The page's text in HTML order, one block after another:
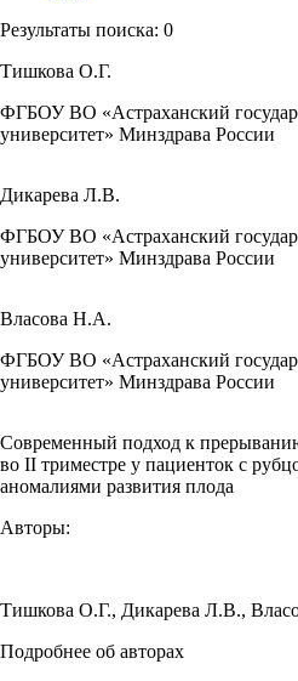
Результаты поиска: 0
Тишкова О.Г.
ФГБОУ ВО «Астраханский
университет» Минздрава России
Дикарева Л.В.
ФГБОУ ВО «Астраханский
университет» Минздрава России
Власова Н.А.
ФГБОУ ВО «Астраханский
университет» Минздрава России
Современный подход к
во II триместре у пациенток с
аномалиями развития плода
Авторы:
Тишкова О.Г., Дикарева Л.В.,
Подробнее об авторах